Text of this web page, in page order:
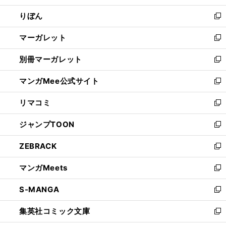
開
く
ウ
で
開
く
ン
ド
ウ
で
開
く
ウ
ィ
ン
ド
ウ
で
開
く
りぼん
新
し
い
ウ
ィ
ン
ド
ウ
で
開
く
マーガレット
新
し
い
ウ
ィ
ン
ド
ウ
で
開
く
別冊マーガレット
新
し
い
ウ
ィ
ン
ド
ウ
で
開
く
マンガMee公式サイト
新
し
い
ウ
ィ
ン
ド
ウ
で
開
く
リマコミ
新
し
い
ウ
ィ
ン
ド
ウ
で
開
く
ジャンプTOON
新
し
い
ウ
ィ
ン
ド
ウ
で
開
ZEBRACK
新
し
い
ウ
ィ
ン
ド
ウ
マンガMeets
新
し
い
ウ
ィ
ン
S-MANGA
新
し
い
ウ
集英社コミック文庫
新
し